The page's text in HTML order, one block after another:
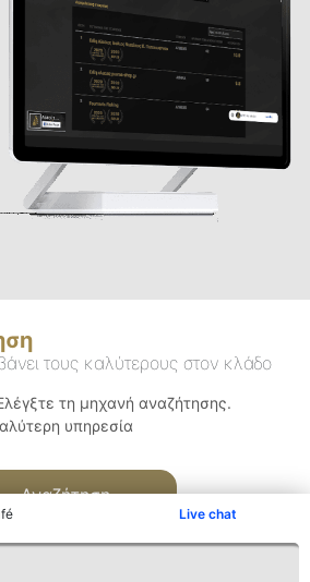
Live chat
τους καλύτερους στον κλάδο
τη μηχανή αναζήτησης.
υπηρεσία
Αναζήτηση